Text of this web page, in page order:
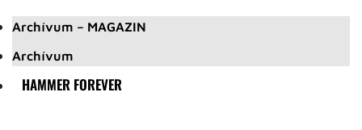
Archívum – MAGAZIN
Archívum
HAMMER FOREVER